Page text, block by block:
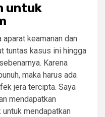
untuk
keamanan dan
tuntas kasus ini hingga
Karena
maka harus ada
jera tercipta. Saya
mendapatkan
untuk mendapatkan